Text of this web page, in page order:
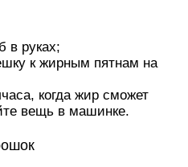
в руках;
к жирным пятнам на
когда жир сможет
вещь в машинке.